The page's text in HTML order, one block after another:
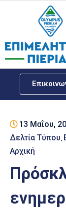
Επιμελητήριο
Νέα
ΓΕΜΗ
Μητρώου
Επιχειρηματική
Υποστήριξη
Έκθεση
13 Μαΐου,
Δελτία Τύπου
Αρχική